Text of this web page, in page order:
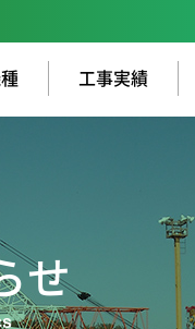
工事実績
せ